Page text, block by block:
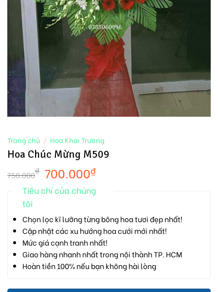
Trang chủ / Hoa Khai Trương
Hoa Chúc Mừng M509
750.000₫ 700.000₫
Tiêu chí của chúng
tôi
Chọn lọc kĩ lưỡng từng bông hoa tươi đẹp nhất!
Cập nhật các xu hướng hoa cưới mới nhất!
Mức giá cạnh tranh nhất!
Giao hàng nhanh nhất trong nội thành TP. HCM
Hoàn tiền 100% nếu bạn không hài lòng